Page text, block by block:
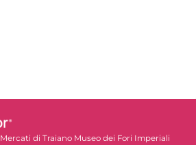
Mercati di Traiano Museo dei Fori Imperiali